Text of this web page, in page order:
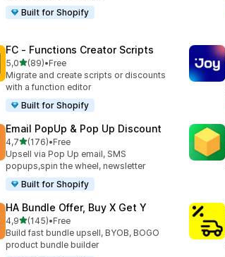
Built for Shopify
FC ‑ Functions Creator Scripts
5,0z 5 hvězd
(89)
Celkový počet recenzí: 89
•Free
Migrate and create scripts or discounts
with a function editor
Built for Shopify
Email PopUp & Pop Up Discount
4,7z 5 hvězd
(176)
Celkový počet recenzí: 176
•Free
Upsell via Pop Up email, SMS
popups,spin the wheel, newsletter
Built for Shopify
HA Bundle Offer, Buy X Get Y
4,9z 5 hvězd
(145)
Celkový počet recenzí: 145
•Free
Build fast bundle upsell, BYOB, BOGO
product bundle builder